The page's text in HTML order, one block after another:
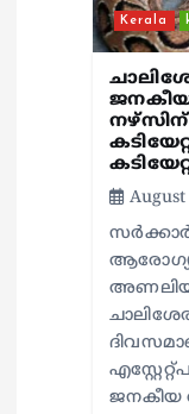
Kerala
August
ജനകീയ